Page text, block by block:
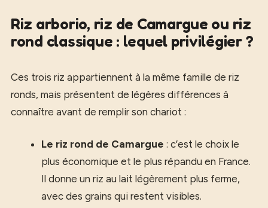
Riz arborio, riz de Camargue ou riz
rond classique : lequel privilégier ?
Ces trois riz appartiennent à la même famille de riz
ronds, mais présentent de légères différences à
connaître avant de remplir son chariot :
Le riz rond de Camargue : c’est le choix le
plus économique et le plus répandu en France.
Il donne un riz au lait légèrement plus ferme,
avec des grains qui restent visibles.